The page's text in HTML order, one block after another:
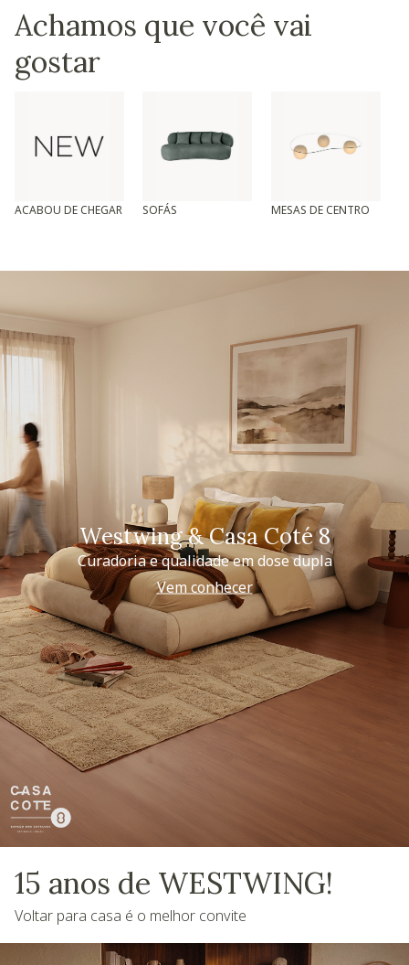
Achamos que você vai
gostar
ACABOU DE CHEGAR SOFÁS MESAS DE CENTRO
Westwing & Casa Coté 8
Curadoria e qualidade em dose dupla
Vem conhecer
15 anos de WESTWING!
Voltar para casa é o melhor convite